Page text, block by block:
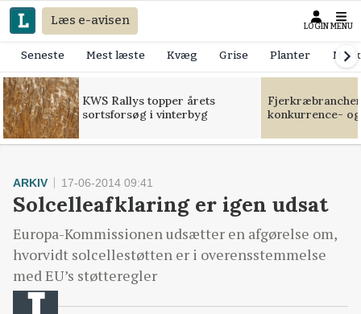
Læs e-avisen LOGIN MENU
Seneste Mest læste Kvæg Grise Planter
KWS Rallys topper årets
sortsforsøg i vinterbyg
konkurrence-
ARKIV 17-06-2014 09:41
Solcelleafklaring er igen udsat
Europa-Kommissionen udsætter en afgørelse om,
hvorvidt solcellestøtten er i overensstemmelse
med EU’s støtteregler